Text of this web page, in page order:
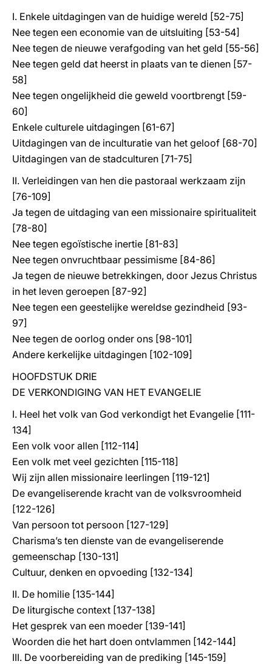
I. Enkele uitdagingen van de huidige wereld [52-75]
Nee tegen een economie van de uitsluiting [53-54]
Nee tegen de nieuwe verafgoding van het geld [55-56]
Nee tegen geld dat heerst in plaats van te dienen [57-
58]
Nee tegen ongelijkheid die geweld voortbrengt [59-
60]
Enkele culturele uitdagingen [61-67]
Uitdagingen van de inculturatie van het geloof [68-70]
Uitdagingen van de stadculturen [71-75]
II. Verleidingen van hen die pastoraal werkzaam zijn
[76-109]
Ja tegen de uitdaging van een missionaire spiritualiteit
[78-80]
Nee tegen egoïstische inertie [81-83]
Nee tegen onvruchtbaar pessimisme [84-86]
Ja tegen de nieuwe betrekkingen, door Jezus Christus
in het leven geroepen [87-92]
Nee tegen een geestelijke wereldse gezindheid [93-
97]
Nee tegen de oorlog onder ons [98-101]
Andere kerkelijke uitdagingen [102-109]
HOOFDSTUK DRIE
DE VERKONDIGING VAN HET EVANGELIE
I. Heel het volk van God verkondigt het Evangelie [111-
134]
Een volk voor allen [112-114]
Een volk met veel gezichten [115-118]
Wij zijn allen missionaire leerlingen [119-121]
De evangeliserende kracht van de volksvroomheid
[122-126]
Van persoon tot persoon [127-129]
Charisma’s ten dienste van de evangeliserende
gemeenschap [130-131]
Cultuur, denken en opvoeding [132-134]
II. De homilie [135-144]
De liturgische context [137-138]
Het gesprek van een moeder [139-141]
Woorden die het hart doen ontvlammen [142-144]
III. De voorbereiding van de prediking [145-159]